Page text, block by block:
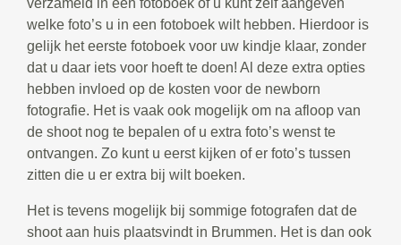
verzameld in een fotoboek of u kunt zelf aangeven
welke foto’s u in een fotoboek wilt hebben. Hierdoor is
gelijk het eerste fotoboek voor uw kindje klaar, zonder
dat u daar iets voor hoeft te doen! Al deze extra opties
hebben invloed op de kosten voor de newborn
fotografie. Het is vaak ook mogelijk om na afloop van
de shoot nog te bepalen of u extra foto’s wenst te
ontvangen. Zo kunt u eerst kijken of er foto’s tussen
zitten die u er extra bij wilt boeken.
Het is tevens mogelijk bij sommige fotografen dat de
shoot aan huis plaatsvindt in Brummen. Het is dan ook